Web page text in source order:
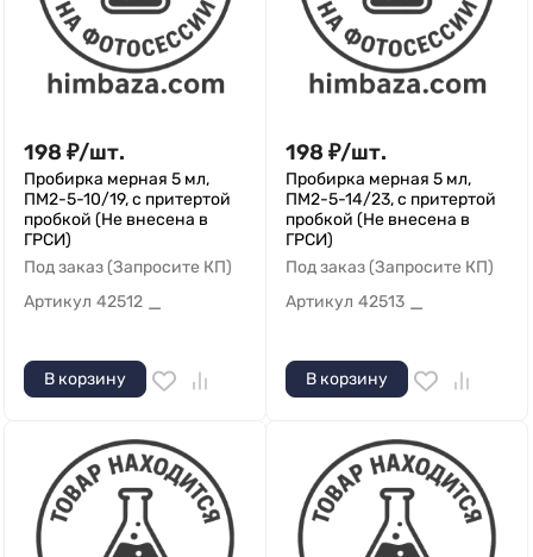
198 ₽/шт.
Пробирка мерная 5 мл,
ПМ2-5-10/19, с притертой
пробкой (Не внесена в
ГРСИ)
Под заказ (Запросите КП)
Артикул 42512 —
В корзину
198 ₽/шт.
Пробирка мерная 5 мл,
ПМ2-5-14/23, с притертой
пробкой (Не внесена в
ГРСИ)
Под заказ (Запросите КП)
Артикул 42513 —
В корзину